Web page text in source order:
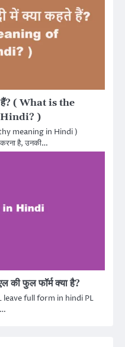
हैं? ( What is the
)
meaning in Hindi )
है, उनकी…
फुल फॉर्म क्या है?
leave full form in hindi PL